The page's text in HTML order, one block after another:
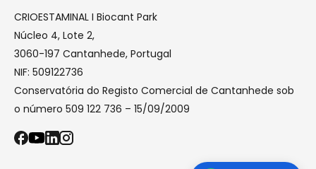
CRIOESTAMINAL I Biocant Park
Núcleo 4, Lote 2,
3060-197 Cantanhede, Portugal
NIF: 509122736
Conservatória do Registo Comercial de Cantanhede sob
o número 509 122 736 – 15/09/2009